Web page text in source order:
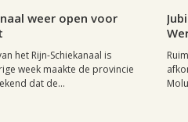
weer open voor
het Rijn-Schiekanaal is
week maakte de provincie
dat de...